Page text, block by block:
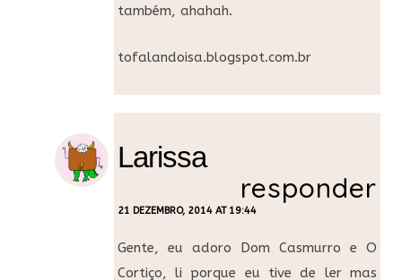
também, ahahah.
tofalandoisa.blogspot.com.br
Larissa
21 DEZEMBRO, 2014 AT 19:44
responder
Gente, eu adoro Dom Casmurro e O
Cortiço, li porque eu tive de ler mas